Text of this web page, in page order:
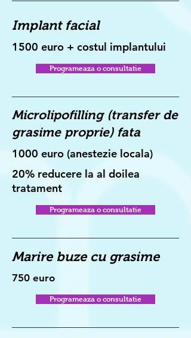
Implant facial
1500 euro + costul implantului
Programeaza o consultatie
Microlipofilling (transfer de
grasime proprie) fata
1000 euro (anestezie locala)
20% reducere la al doilea
tratament
Programeaza o consultatie
Marire buze cu grasime
750 euro
Programeaza o consultatie